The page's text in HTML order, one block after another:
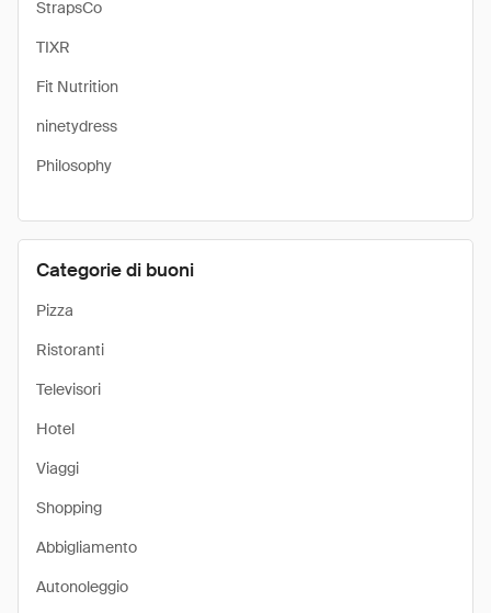
StrapsCo
TIXR
Fit Nutrition
ninetydress
Philosophy
Categorie di buoni
Pizza
Ristoranti
Televisori
Hotel
Viaggi
Shopping
Abbigliamento
Autonoleggio